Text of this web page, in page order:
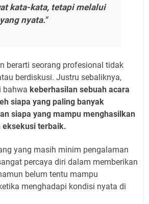
kata-kata, tetapi melalui
nyata."
berarti seorang profesional tidak
berdiskusi. Justru sebaliknya,
bahwa keberhasilan sebuah acara
siapa yang paling banyak
siapa yang mampu menghasilkan
eksekusi terbaik.
yang masih minim pengalaman
percaya diri dalam memberikan
belum tentu mampu
menghadapi kondisi nyata di